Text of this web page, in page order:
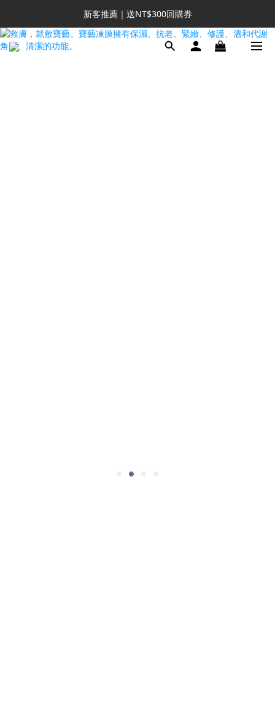
新客推薦｜送NT$300回購券
新客推薦｜送NT$300回購券
升VIP首推｜買4送6起